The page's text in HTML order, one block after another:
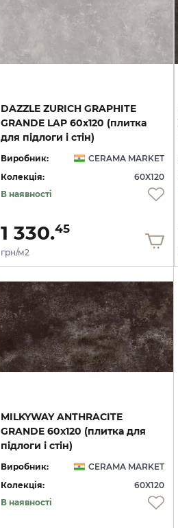
DAZZLE ZURICH GRAPHITE
GRANDE LAP 60х120 (плитка
для підлоги і стін)
Виробник:
CERAMA MARKET
Колекція:
60X120
В наявності
1 330.45
грн/м2
MILKYWAY ANTHRACITE
GRANDE 60х120 (плитка для
підлоги і стін)
Виробник:
CERAMA MARKET
Колекція:
60X120
В наявності